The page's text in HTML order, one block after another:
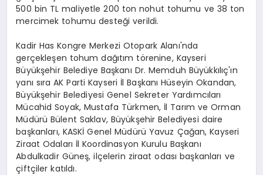
500 bin TL maliyetle 200 ton nohut tohumu ve 38 ton
mercimek tohumu desteği verildi.
Kadir Has Kongre Merkezi Otopark Alanı'nda
gerçekleşen tohum dağıtım törenine, Kayseri
Büyükşehir Belediye Başkanı Dr. Memduh Büyükkılıç'ın
yanı sıra AK Parti Kayseri İl Başkanı Hüseyin Okandan,
Büyükşehir Belediyesi Genel Sekreter Yardımcıları
Mücahid Soyak, Mustafa Türkmen, İl Tarım ve Orman
Müdürü Bülent Saklav, Büyükşehir Belediyesi daire
başkanları, KASKİ Genel Müdürü Yavuz Çağan, Kayseri
Ziraat Odaları İl Koordinasyon Kurulu Başkanı
Abdulkadir Güneş, ilçelerin ziraat odası başkanları ve
çiftçiler katıldı.